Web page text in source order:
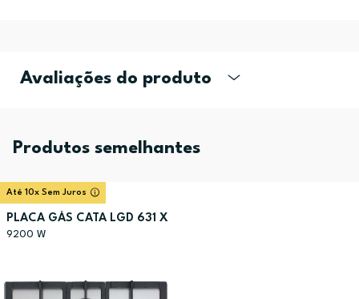
Avaliações do produto
Produtos semelhantes
Até 10x Sem Juros
PLACA GÁS CATA LGD 631 X
9200 W